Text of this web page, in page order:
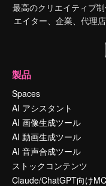
最高のクリエイティブ
エイター、企業、代理
製品
Spaces
AI アシスタント
AI 画像生成ツール
AI 動画生成ツール
AI 音声合成ツール
ストックコンテンツ
Claude/ChatGPT向け